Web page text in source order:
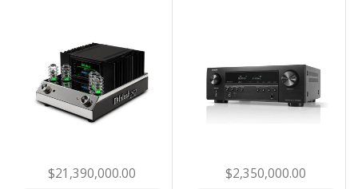
$21,390,000.00 $2,350,000.00